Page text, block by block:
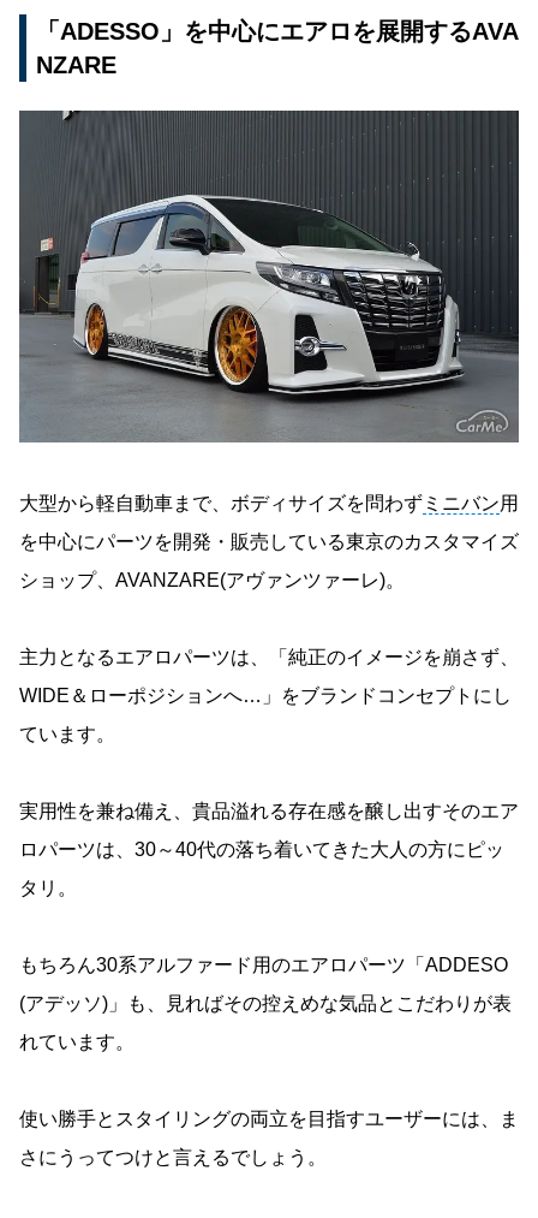
「ADESSO」を中心にエアロを展開するAVA
NZARE
大型から軽自動車まで、ボディサイズを問わず ミニバン用
を中心にパーツを開発・販売している東京のカスタマイズ
ショップ、AVANZARE(アヴァンツァーレ)。
主力となるエアロパーツは、「純正のイメージを崩さず、
WIDE＆ローポジションへ…」をブランドコンセプトにし
ています。
実用性を兼ね備え、貴品溢れる存在感を醸し出すそのエア
ロパーツは、30～40代の落ち着いてきた大人の方にピッ
タリ。
もちろん30系アルファード用のエアロパーツ「ADDESO
(アデッソ)」も、見ればその控えめな気品とこだわりが表
れています。
使い勝手とスタイリングの両立を目指すユーザーには、ま
さにうってつけと言えるでしょう。